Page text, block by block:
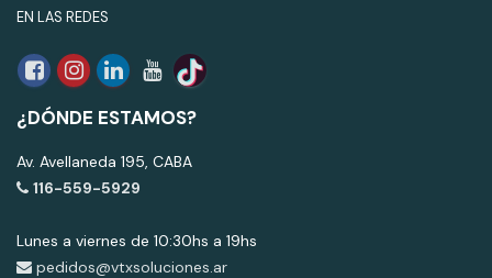
EN LAS REDES
¿DÓNDE ESTAMOS?
Av. Avellaneda 195, CABA
116-559-5929
Lunes a viernes de 10:30hs a 19hs
pedidos@vtxsoluciones.ar